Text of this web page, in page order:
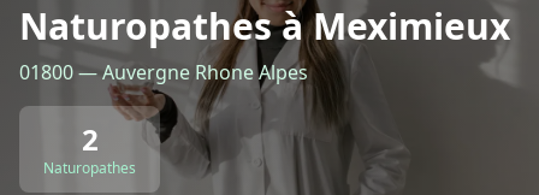
Naturopathes à Meximieux
01800 — Auvergne Rhone Alpes
2
Naturopathes